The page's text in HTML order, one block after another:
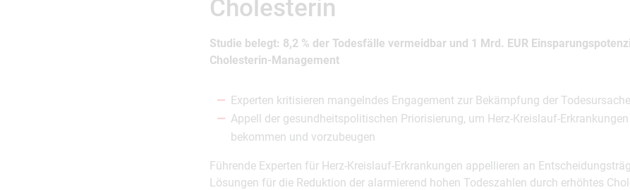
Cholesterin
Studie belegt: 8,2 % der Todesfälle vermeidbar und 1 Mrd. EUR
Cholesterin-Management
Experten kritisieren mangelndes Engagement zur Bekämpfung der
Appell der gesundheitspolitischen Priorisierung, um Herz-Kreislauf-
bekommen und vorzubeugen
Führende Experten für Herz-Kreislauf-Erkrankungen appellieren an
Lösungen für die Reduktion der alarmierend hohen Todeszahlen durch erhöhtes